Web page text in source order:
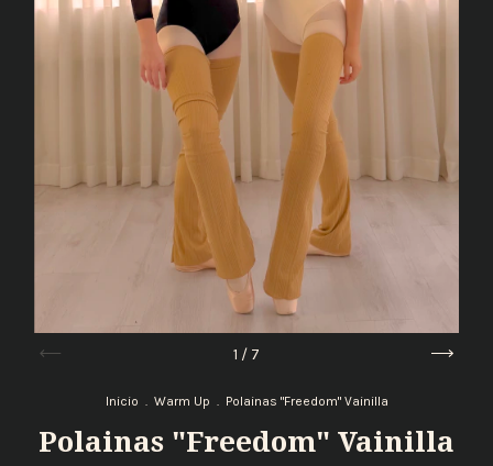
1 / 7
Inicio . Warm Up . Polainas "Freedom" Vainilla
Polainas "Freedom" Vainilla